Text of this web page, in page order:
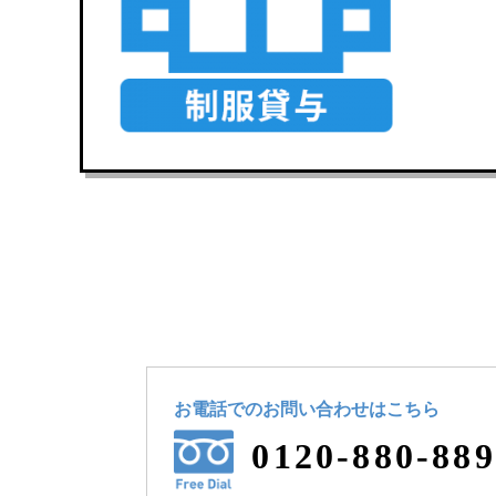
お電話でのお問い合わせはこちら
0120-880-889